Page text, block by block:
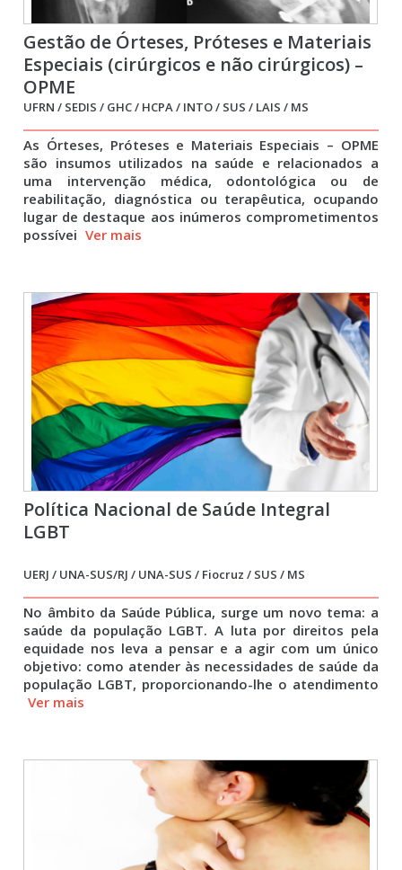
Gestão de Órteses, Próteses e Materiais
Especiais (cirúrgicos e não cirúrgicos) –
OPME
UFRN / SEDIS / GHC / HCPA / INTO / SUS / LAIS / MS
As Órteses, Próteses e Materiais Especiais – OPME
são insumos utilizados na saúde e relacionados a
uma intervenção médica, odontológica ou de
reabilitação, diagnóstica ou terapêutica, ocupando
lugar de destaque aos inúmeros comprometimentos
possívei Ver mais
Política Nacional de Saúde Integral
LGBT
UERJ / UNA-SUS/RJ / UNA-SUS / Fiocruz / SUS / MS
No âmbito da Saúde Pública, surge um novo tema: a
saúde da população LGBT. A luta por direitos pela
equidade nos leva a pensar e a agir com um único
objetivo: como atender às necessidades de saúde da
população LGBT, proporcionando-lhe o atendimento
Ver mais